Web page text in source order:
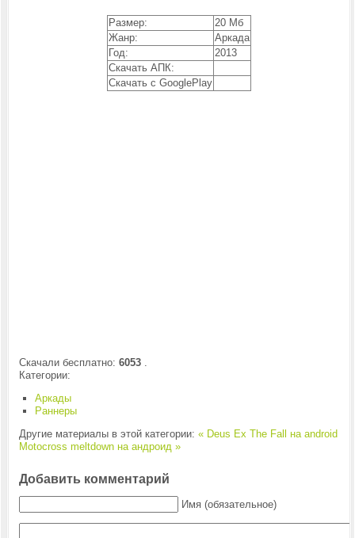
Размер:
20 Мб
Жанр:
Аркада
Год:
2013
Скачать АПК:
Скачать с GooglePlay
Скачали бесплатно: 6053.
Категории:
Аркады
Раннеры
Другие материалы в этой категории: « Deus Ex The Fall на android
Motocross meltdown на андроид »
Добавить комментарий
Имя (обязательное)